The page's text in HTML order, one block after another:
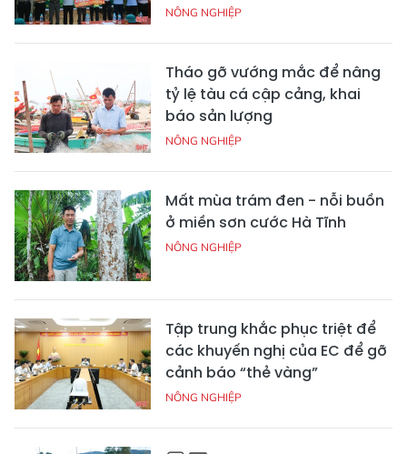
NÔNG NGHIỆP
Tháo gỡ vướng mắc để nâng
tỷ lệ tàu cá cập cảng, khai
báo sản lượng
NÔNG NGHIỆP
Mất mùa trám đen - nỗi buồn
ở miền sơn cước Hà Tĩnh
NÔNG NGHIỆP
Tập trung khắc phục triệt để
các khuyến nghị của EC để gỡ
cảnh báo “thẻ vàng”
NÔNG NGHIỆP